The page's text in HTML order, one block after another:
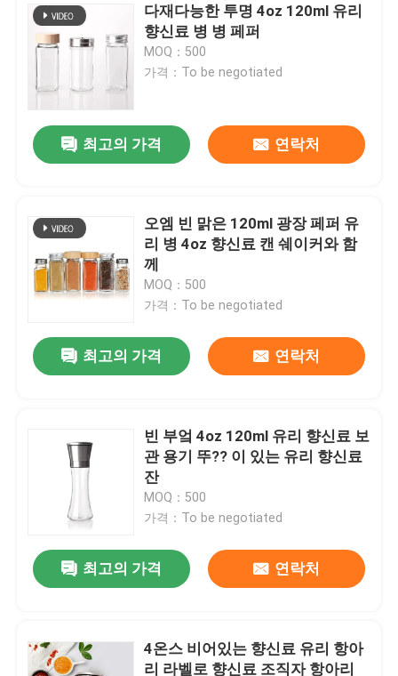
다재다능한 투명 4oz 120ml 유리
향신료 병 병 페퍼
MOQ：500
가격：To be negotiated
최고의 가격 연락처
오엠 빈 맑은 120ml 광장 페퍼 유
리 병 4oz 향신료 캔 쉐이커와 함
께
MOQ：500
가격：To be negotiated
최고의 가격 연락처
빈 부엌 4oz 120ml 유리 향신료 보
관 용기 뚜?? 이 있는 유리 향신료
잔
MOQ：500
가격：To be negotiated
최고의 가격 연락처
4온스 비어있는 향신료 유리 항아
리 라벨로 향신료 조직자 항아리